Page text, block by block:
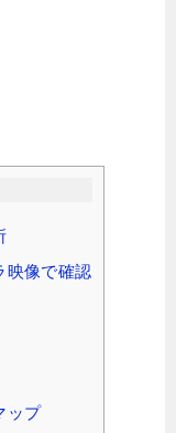
像で確認
ップ